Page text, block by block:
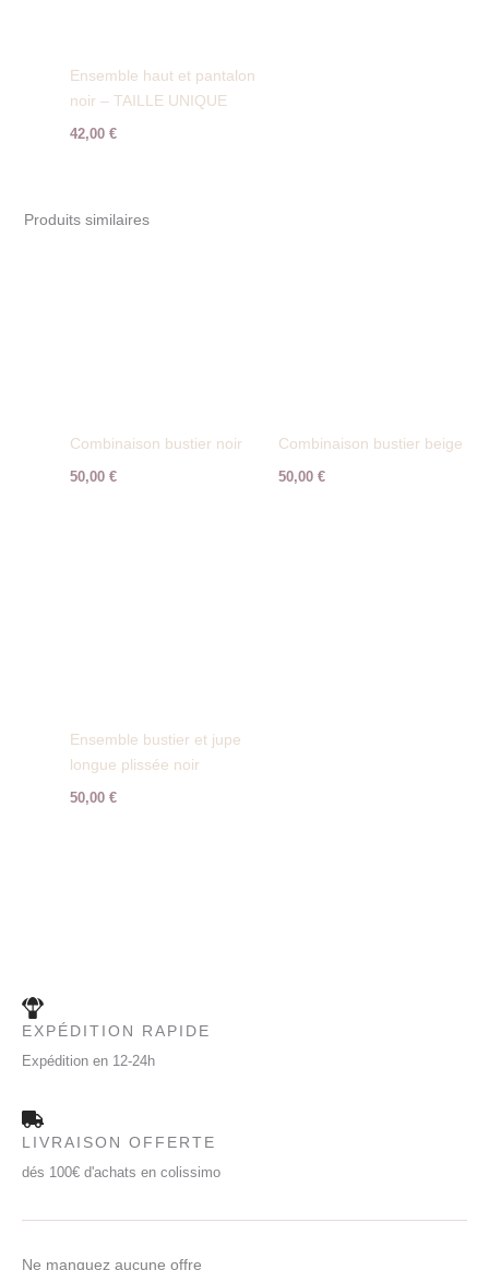
Ensemble haut et pantalon
noir – TAILLE UNIQUE
42,00 €
Produits similaires
Combinaison bustier noir
50,00 €
Combinaison bustier beige
50,00 €
Ensemble bustier et jupe
longue plissée noir
50,00 €
EXPÉDITION RAPIDE
Expédition en 12-24h
LIVRAISON OFFERTE
dés 100€ d'achats en colissimo
Ne manquez aucune offre